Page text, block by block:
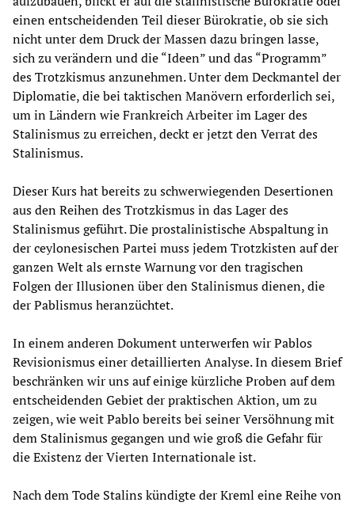
einen entscheidenden Teil dieser Bürokratie, ob sie sich
nicht unter dem Druck der Massen dazu bringen lasse,
sich zu verändern und die “Ideen” und das “Programm”
des Trotzkismus anzunehmen. Unter dem Deckmantel der
Diplomatie, die bei taktischen Manövern erforderlich sei,
um in Ländern wie Frankreich Arbeiter im Lager des
Stalinismus zu erreichen, deckt er jetzt den Verrat des
Stalinismus.
Dieser Kurs hat bereits zu schwerwiegenden Desertionen
aus den Reihen des Trotzkismus in das Lager des
Stalinismus geführt. Die prostalinistische Abspaltung in
der ceylonesischen Partei muss jedem Trotzkisten auf der
ganzen Welt als ernste Warnung vor den tragischen
Folgen der Illusionen über den Stalinismus dienen, die
der Pablismus heranzüchtet.
In einem anderen Dokument unterwerfen wir Pablos
Revisionismus einer detaillierten Analyse. In diesem Brief
beschränken wir uns auf einige kürzliche Proben auf dem
entscheidenden Gebiet der praktischen Aktion, um zu
zeigen, wie weit Pablo bereits bei seiner Versöhnung mit
dem Stalinismus gegangen und wie groß die Gefahr für
die Existenz der Vierten Internationale ist.
Nach dem Tode Stalins kündigte der Kreml eine Reihe von